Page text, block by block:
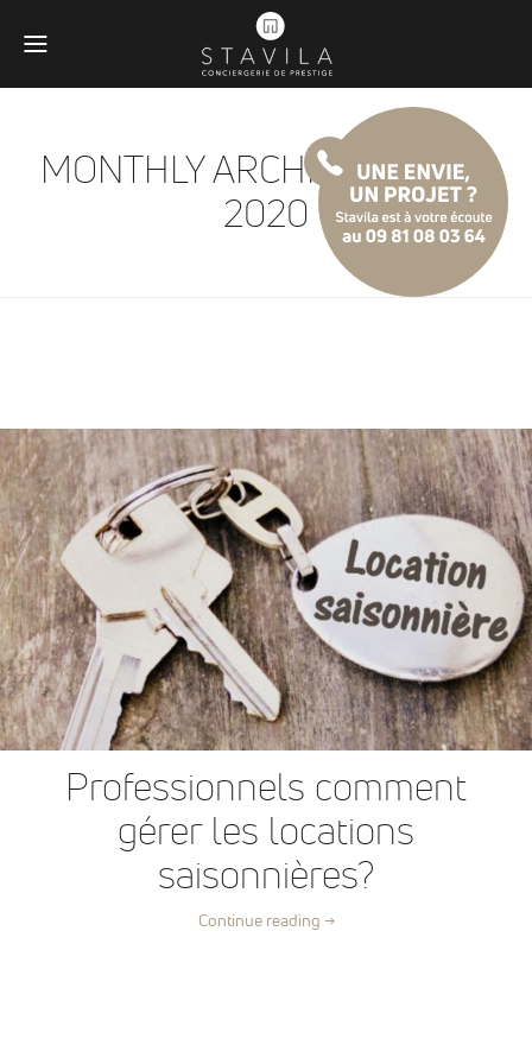
MONTHLY ARCHIVES:AVRIL
2020
Professionnels comment
gérer les locations
saisonnières?
Continue reading →